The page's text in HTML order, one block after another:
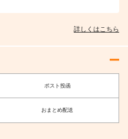
詳しくはこちら
ポスト投函
おまとめ配送